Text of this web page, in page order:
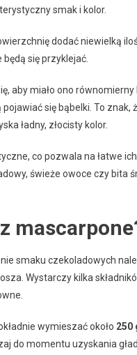
smak i kolor.
dodać niewielką
będą się przyklejać.
aby miało ono
się bąbelki. To znak,
ładny, złocisty kolor.
co pozwala na łatwe
świeże owoce czy bita
smaku czekoladowych
Wystarczy kilka
wymieszać około 250
do momentu uzyskania